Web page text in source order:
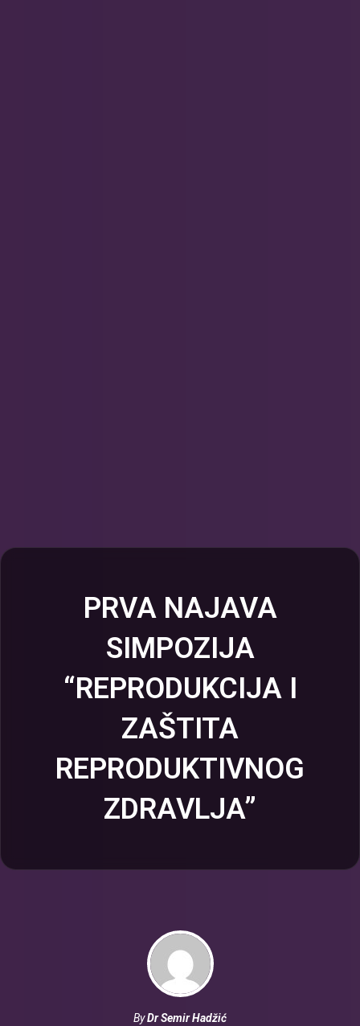
PRVA NAJAVA
SIMPOZIJA
“REPRODUKCIJA I
ZAŠTITA
REPRODUKTIVNOG
ZDRAVLJA”
ByDr Semir Hadžić